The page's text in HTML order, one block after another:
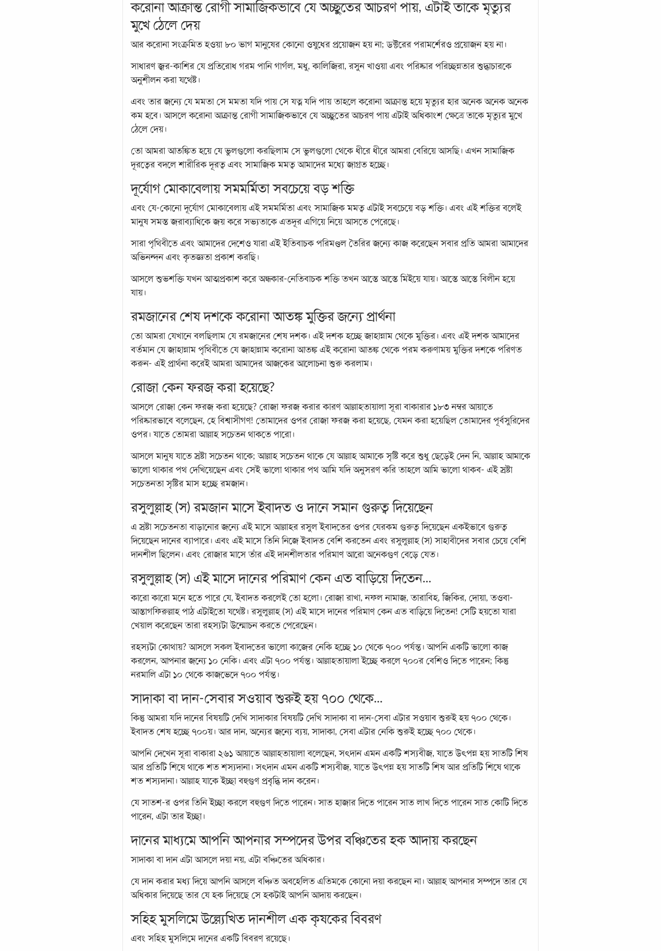
করোনা আক্রান্ত রোগী সামাজিকভাবে যে অচ্ছুতের আচরণ পায়, এটাই তাকে মৃত্যুর
মুখে ঠেলে দেয়
আর করোনা সংক্রমিত হওয়া ৮০ ভাগ মানুষের কোনো ওষুধের প্রয়োজন হয় না; ডক্টরের পরামর্শেরও প্রয়োজন হয় না।
সাধারণ জ্বর-কাশির যে প্রতিরোধ গরম পানি গার্গল, মধু, কালিজিরা, রসুন খাওয়া এবং পরিষ্কার পরিচ্ছন্নতার শুদ্ধাচারকে
অনুশীলন করা যথেষ্ট।
এবং তার জন্যে যে মমতা সে মমতা যদি পায় সে যত্ন যদি পায় তাহলে করোনা আক্রান্ত হয়ে মৃত্যুর হার অনেক অনেক অনেক
কম হবে। আসলে করোনা আক্রান্ত রোগী সামাজিকভাবে যে অচ্ছুতের আচরণ পায় এটাই অধিকাংশ ক্ষেত্রে তাকে মৃত্যুর মুখে
ঠেলে দেয়।
তো আমরা আতঙ্কিত হয়ে যে ভুলগুলো করছিলাম সে ভুলগুলো থেকে ধীরে ধীরে আমরা বেরিয়ে আসছি। এখন সামাজিক
দূরত্বের বদলে শারীরিক দূরত্ব এবং সামাজিক মমত্ব আমাদের মধ্যে জাগ্রত হচ্ছে।
দূর্যোগ মোকাবেলায় সমমর্মিতা সবচেয়ে বড় শক্তি
এবং যে-কোনো দূর্যোগ মোকাবেলায় এই সমমর্মিতা এবং সামাজিক মমত্ব এটাই সবচেয়ে বড় শক্তি। এবং এই শক্তির বলেই
মানুষ সমস্ত জরাব্যাধিকে জয় করে সভ্যতাকে এতদূর এগিয়ে নিয়ে আসতে পেরেছে।
সারা পৃথিবীতে এবং আমাদের দেশেও যারা এই ইতিবাচক পরিমণ্ডল তৈরির জন্যে কাজ করেছেন সবার প্রতি আমরা আমাদের
অভিনন্দন এবং কৃতজ্ঞতা প্রকাশ করছি।
আসলে শুভশক্তি যখন আত্মপ্রকাশ করে অন্ধকার-নেতিবাচক শক্তি তখন আস্তে আস্তে মিইয়ে যায়। আস্তে আস্তে বিলীন হয়ে
যায়।
রমজানের শেষ দশকে করোনা আতঙ্ক মুক্তির জন্যে প্রার্থনা
তো আমরা যেখানে বলছিলাম যে রমজানের শেষ দশক। এই দশক হচ্ছে জাহান্নাম থেকে মুক্তির। এবং এই দশক আমাদের
বর্তমান যে জাহান্নাম পৃথিবীতে যে জাহান্নাম করোনা আতঙ্ক এই করোনা আতঙ্ক থেকে পরম করুণাময় মুক্তির দশকে পরিণত
করুন- এই প্রার্থনা করেই আমরা আমাদের আজকের আলোচনা শুরু করলাম।
রোজা কেন ফরজ করা হয়েছে?
আসলে রোজা কেন ফরজ করা হয়েছে? রোজা ফরজ করার কারণ আল্লাহতায়ালা সূরা বাকারার ১৮৩ নম্বর আয়াতে
পরিষ্কারভাবে বলেছেন, হে বিশ্বাসীগণ! তোমাদের ওপর রোজা ফরজ করা হয়েছে, যেমন করা হয়েছিল তোমাদের পূর্বসুরিদের
ওপর। যাতে তোমরা আল্লাহ সচেতন থাকতে পারো।
আসলে মানুষ যাতে স্রষ্টা সচেতন থাকে; আল্লাহ সচেতন থাকে যে আল্লাহ আমাকে সৃষ্টি করে শুধু ছেড়েই দেন নি, আল্লাহ আমাকে
ভালো থাকার পথ দেখিয়েছেন এবং সেই ভালো থাকার পথ আমি যদি অনুসরণ করি তাহলে আমি ভালো থাকব- এই স্রষ্টা
সচেতনতা সৃষ্টির মাস হচ্ছে রমজান।
রসুলুল্লাহ (স) রমজান মাসে ইবাদত ও দানে সমান গুরুত্ব দিয়েছেন
এ স্রষ্টা সচেতনতা বাড়ানোর জন্যে এই মাসে আল্লাহর রসুল ইবাদতের ওপর যেরকম গুরুত্ব দিয়েছেন একইভাবে গুরুত্ব
দিয়েছেন দানের ব্যাপারে। এবং এই মাসে তিনি নিজে ইবাদত বেশি করতেন এবং রসুলুল্লাহ (স) সাহাবীদের সবার চেয়ে বেশি
দানশীল ছিলেন। এবং রোজার মাসে তাঁর এই দানশীলতার পরিমাণ আরো অনেকগুণ বেড়ে যেত।
রসুলুল্লাহ (স) এই মাসে দানের পরিমাণ কেন এত বাড়িয়ে দিতেন...
কারো কারো মনে হতে পারে যে, ইবাদত করলেই তো হলো। রোজা রাখা, নফল নামাজ, তারাবিহ, জিকির, দোয়া, তওবা-
আস্তাগফিরুল্লাহ পাঠ এটাইতো যথেষ্ট। রসুলুল্লাহ (স) এই মাসে দানের পরিমাণ কেন এত বাড়িয়ে দিতেন! সেটি হয়তো যারা
খেয়াল করেছেন তারা রহস্যটা উন্মোচন করতে পেরেছেন।
রহস্যটা কোথায়? আসলে সকল ইবাদতের ভালো কাজের নেকি হচ্ছে ১০ থেকে ৭০০ পর্যন্ত। আপনি একটি ভালো কাজ
করলেন, আপনার জন্যে ১০ নেকি। এবং এটা ৭০০ পর্যন্ত। আল্লাহতায়ালা ইচ্ছে করলে ৭০০র বেশিও দিতে পারেন; কিন্তু
নরমালি এটা ১০ থেকে কাজভেদে ৭০০ পর্যন্ত।
সাদাকা বা দান-সেবার সওয়াব শুরুই হয় ৭০০ থেকে...
কিন্তু আমরা যদি দানের বিষয়টি দেখি সাদাকার বিষয়টি দেখি সাদাকা বা দান-সেবা এটার সওয়াব শুরুই হয় ৭০০ থেকে।
ইবাদত শেষ হচ্ছে ৭০০য়। আর দান, অন্যের জন্যে ব্যয়, সাদাকা, সেবা এটার নেকি শুরুই হচ্ছে ৭০০ থেকে।
আপনি দেখেন সূরা বাকারা ২৬১ আয়াতে আল্লাহতায়ালা বলেছেন, সৎদান এমন একটি শস্যবীজ, যাতে উৎপন্ন হয় সাতটি শিষ
আর প্রতিটি শিষে থাকে শত শস্যদানা। সৎদান এমন একটি শস্যবীজ, যাতে উৎপন্ন হয় সাতটি শিষ আর প্রতিটি শিষে থাকে
শত শস্যদানা। আল্লাহ যাকে ইচ্ছা বহুগুণ প্রবৃদ্ধি দান করেন।
যে সাতশ-র ওপর তিনি ইচ্ছা করলে বহুগুণ দিতে পারেন। সাত হাজার দিতে পারেন সাত লাখ দিতে পারেন সাত কোটি দিতে
পারেন, এটা তার ইচ্ছা।
দানের মাধ্যমে আপনি আপনার সম্পদের উপর বঞ্চিতের হক আদায় করছেন
সাদাকা বা দান এটা আসলে দয়া নয়, এটা বঞ্চিতের অধিকার।
যে দান করার মধ্য দিয়ে আপনি আসলে বঞ্চিত অবহেলিত এতিমকে কোনো দয়া করছেন না। আল্লাহ আপনার সম্পদে তার যে
অধিকার দিয়েছে তার যে হক দিয়েছে সে হকটাই আপনি আদায় করছেন।
সহিহ মুসলিমে উল্ল্যেখিত দানশীল এক কৃষকের বিবরণ
এবং সহিহ মুসলিমে দানের একটি বিবরণ রয়েছে।